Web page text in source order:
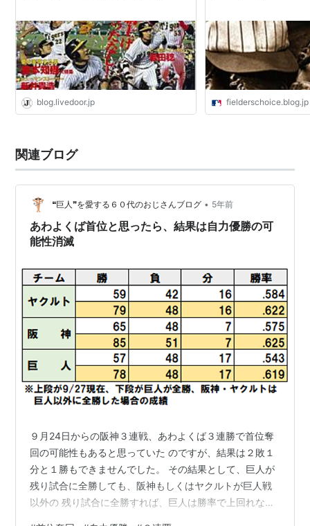
blog.livedoor.jp fielderschoice.blog.jp
関連ブログ
❝巨人❞を愛する６０代のおじさんブログ • 5年前
あわよくば首位と思ったら、結果は自力優勝の可
能性消滅
９月24日からの阪神３連戦、あわよくば３連勝で首位奪
回の可能性もあると思っていた のですが、結果は２敗１
分と１勝もできませんでした。 その結果として、巨人が
残り試合に全勝しても、阪神もしくはヤクルトが巨人戦
以外の 残り試合に全勝すれば、巨人は勝率で上回れない